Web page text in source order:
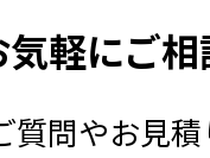
気軽にご
質問やお見